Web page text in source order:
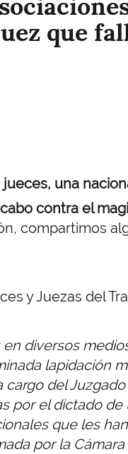
que
una
contra el
compartimos
y Juezas del
diversos
lapidación
cargo del
por el dictado
que les
por la